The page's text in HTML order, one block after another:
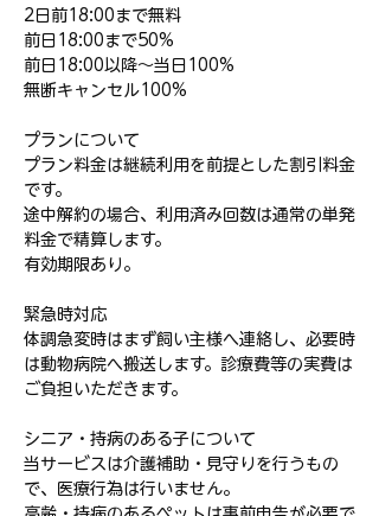
2日前18:00まで無料
前日18:00まで50%
前日18:00以降～当日100%
無断キャンセル100%
プランについて
プラン料金は継続利用を前提とした割引料金
です。
途中解約の場合、利用済み回数は通常の単発
料金で精算します。
有効期限あり。
緊急時対応
体調急変時はまず飼い主様へ連絡し、必要時
は動物病院へ搬送します。診療費等の実費は
ご負担いただきます。
シニア・持病のある子について
当サービスは介護補助・見守りを行うもの
で、医療行為は行いません。